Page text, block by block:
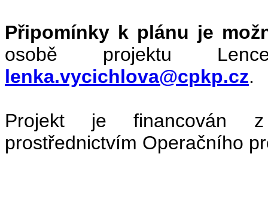
Připomínky k plánu je
osobě projektu
lenka.vycichlova@cpkp.cz.
Projekt je financován z
prostřednictvím Operačního